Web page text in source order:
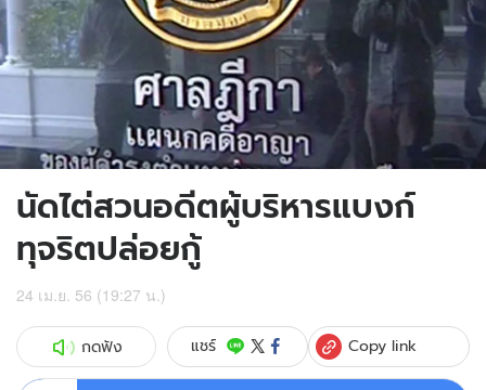
นัดไต่สวนอดีตผู้บริหารแบงก์
ทุจริตปล่อยกู้
24 เม.ย. 56 (19:27 น.)
กดฟัง แชร์ Copy link